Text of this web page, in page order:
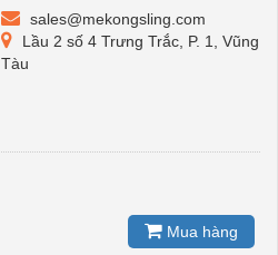
sales@mekongsling.com
Lầu 2 số 4 Trưng Trắc, P. 1, Vũng
Tàu
Mua hàng